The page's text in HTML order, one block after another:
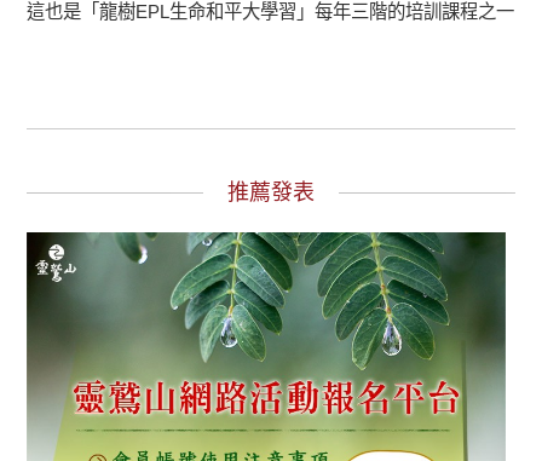
這也是「龍樹EPL生命和平大學習」每年三階的培訓課程之一
推薦發表